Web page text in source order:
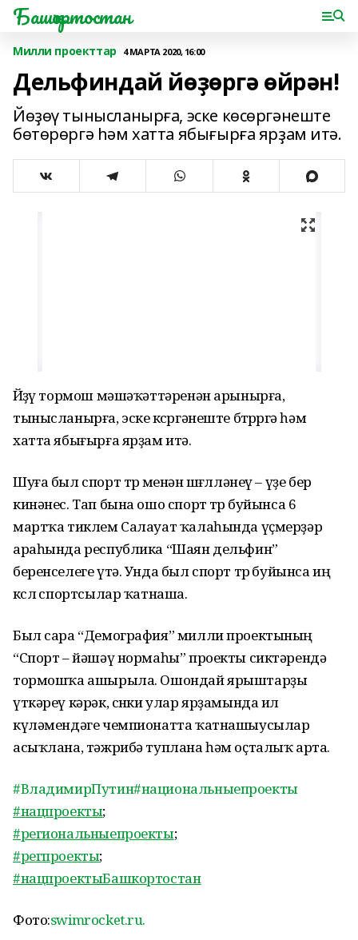
Башҡортостан
Милли проекттар 4 МАРТА 2020, 16:00
Дельфиндай йөҙөргә өйрән!
Йөҙөү тынысланырға, эске көсөргәнеште
бөтөрөргә һәм хатта ябығырға ярҙам итә.
Йөҙөү тормош мәшәҡәттәренән арынырға,
тынысланырға, эске көсөргәнеште бөтөрөргә һәм
хатта ябығырға ярҙам итә.
Шуға был спорт төрө менән шөғөлләнеү – үҙе бер
кинәнес. Тап бына ошо спорт төрө буйынса 6
мартҡа тиклем Салауат ҡалаһында үҫмерҙәр
араһында республика “Шаян дельфин”
беренселеге үтә. Унда был спорт төрө буйынса иң
көслө спортсылар ҡатнаша.
Был сара “Демография” милли проектының
“Спорт – йәшәү нормаһы” проекты сиктәрендә
тормошҡа ашырыла. Ошондай ярыштарҙы
үткәреү кәрәк, сөнки улар ярҙамында ил
күләмендәге чемпионатта ҡатнашыусылар
асыҡлана, тәжрибә туплана һәм оҫталыҡ арта.
#ВладимирПутин#национальныепроекты
#нацпроекты;
#региональныепроекты;
#регпроекты;
#нацпроектыБашкортостан
Фото:swimrocket.ru.